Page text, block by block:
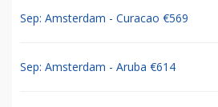
Sep: Amsterdam - Curacao €569
Sep: Amsterdam - Aruba €614